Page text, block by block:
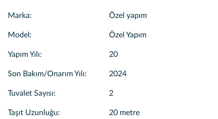
Marka: Özel yapım
Model : Özel Yapım
Yapım Yılı: 20
Son Bakım/Onarım Yılı: 2024
Tuvalet Sayısı: 2
Taşıt Uzunluğu: 20 metre